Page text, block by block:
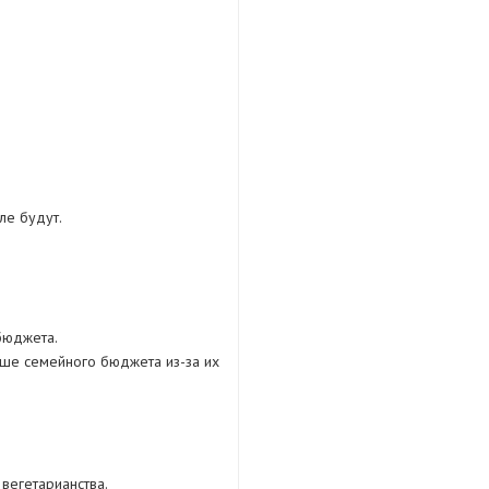
будут.
семейного бюджета из-за их